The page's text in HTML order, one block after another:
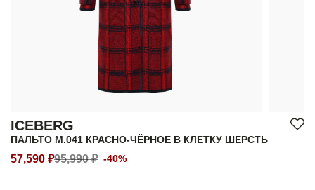
ICEBERG
ПАЛЬТО M.041 КРАСНО-ЧЁРНОЕ В КЛЕТКУ ШЕРСТЬ
57,590 ₽95,990 ₽ -40%